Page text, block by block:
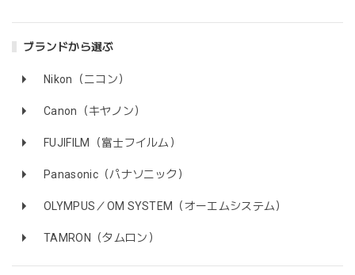
ブランドから選ぶ
Nikon（ニコン）
Canon（キヤノン）
FUJIFILM（富士フイルム）
Panasonic（パナソニック）
OLYMPUS／OM SYSTEM（オーエムシステム）
TAMRON（タムロン）